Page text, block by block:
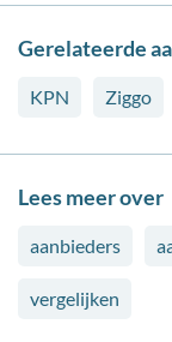
Gerelateerde
KPN Ziggo
Lees meer over
aanbieders
vergelijken